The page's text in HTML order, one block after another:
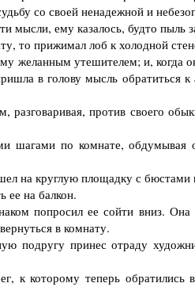
со своей ненадежной и
мысли, ему казалось, будто пыль
то прижимал лоб к холодной
желанным утешителем; и, когда
в голову мысль обратиться
против своего
по комнате, обдумывая
на круглую площадку с
ее на балкон.
попросил ее сойти вниз.
в комнату.
подругу принес отраду
к которому теперь обратились